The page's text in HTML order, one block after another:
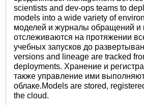
scientists and dev-ops teams to
models into a wide variety of
моделей и журналы обращений и
отслеживаются на протяжении
учебных запусков до
versions and lineage are tracked
deployments. Хранение и
также управление ими
облаке.Models are stored,
the cloud.